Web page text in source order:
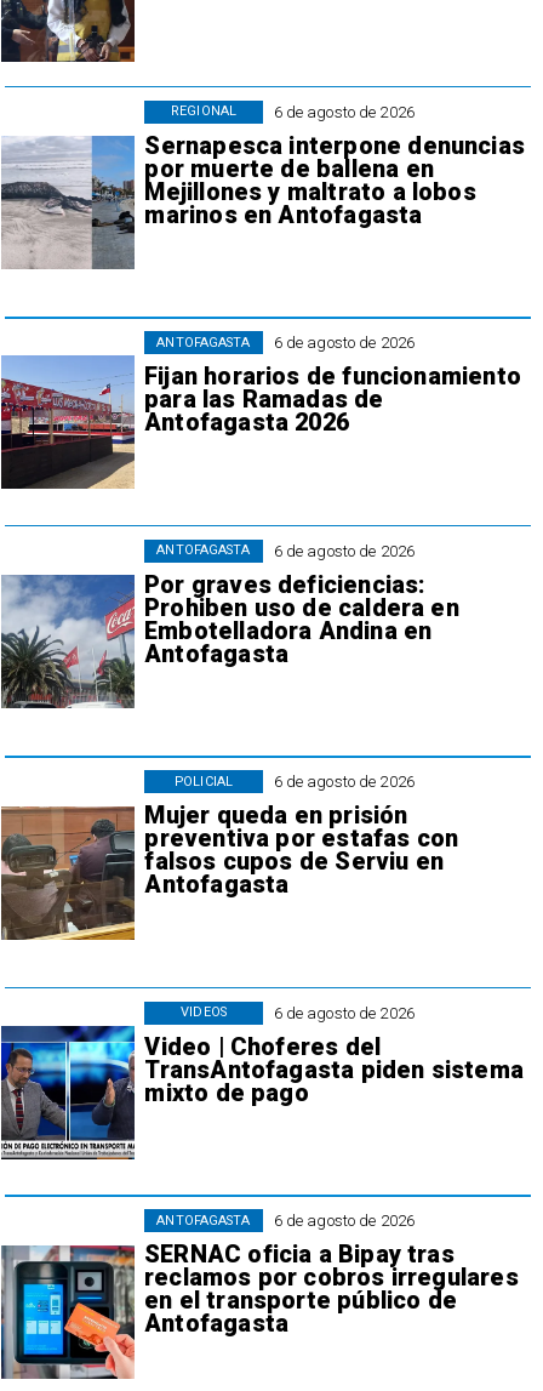
6 de agosto de 2026
Sernapesca interpone denuncias
por muerte de ballena en
Mejillones y maltrato a lobos
marinos en Antofagasta
REGIONAL
6 de agosto de 2026
Fijan horarios de funcionamiento
para las Ramadas de
Antofagasta 2026
ANTOFAGASTA
6 de agosto de 2026
Por graves deficiencias:
Prohiben uso de caldera en
Embotelladora Andina en
Antofagasta
ANTOFAGASTA
6 de agosto de 2026
Mujer queda en prisión
preventiva por estafas con
falsos cupos de Serviu en
Antofagasta
POLICIAL
6 de agosto de 2026
Video | Choferes del
TransAntofagasta piden sistema
mixto de pago
VIDEOS
6 de agosto de 2026
SERNAC oficia a Bipay tras
reclamos por cobros irregulares
en el transporte público de
Antofagasta
ANTOFAGASTA